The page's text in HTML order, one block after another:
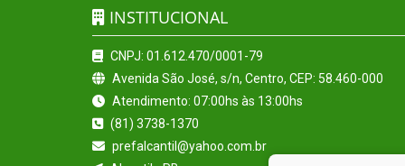
INSTITUCIONAL
CNPJ: 01.612.470/0001-79
Avenida São José, s/n, Centro, CEP: 58.460-000
Atendimento: 07:00hs às 13:00hs
(81) 3738-1370
prefalcantil@yahoo.com.br